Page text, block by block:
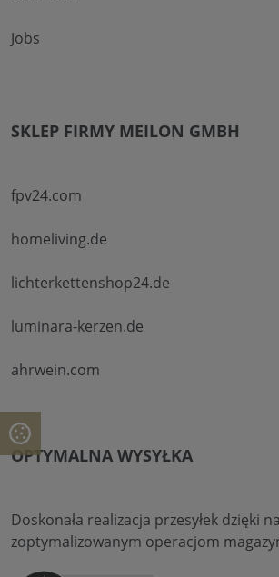
Jobs
SKLEP FIRMY MEILON GMBH
fpv24.com
homeliving.de
lichterkettenshop24.de
luminara-kerzen.de
ahrwein.com
OPTYMALNA WYSYŁKA
Doskonała realizacja przesyłek dzięki
zoptymalizowanym operacjom